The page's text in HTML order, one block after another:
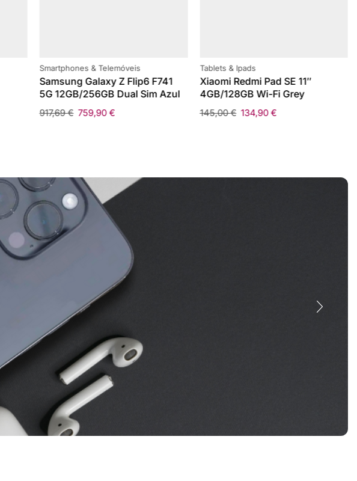
Smartphones & Telemóveis
Samsung Galaxy Z Flip6 F741
5G 12GB/256GB Dual Sim Azul
917,69€ 759,90€
Tablets & Ipads
Xiaomi Redmi Pad SE 11″
4GB/128GB Wi-Fi Grey
145,00€ 134,90€